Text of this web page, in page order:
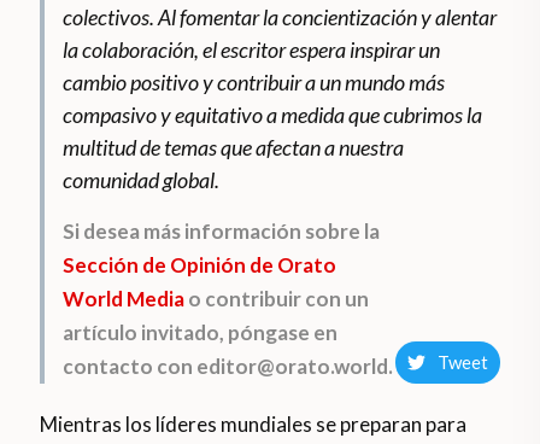
colectivos. Al fomentar la concientización y alentar
la colaboración, el escritor espera inspirar un
cambio positivo y contribuir a un mundo más
compasivo y equitativo a medida que cubrimos la
multitud de temas que afectan a nuestra
comunidad global.
Si desea más información sobre la
Sección de Opinión de Orato
World Mediao contribuir con un
artículo invitado, póngase en
contacto con editor@orato.world.
Tweet
Mientras los líderes mundiales se preparan para